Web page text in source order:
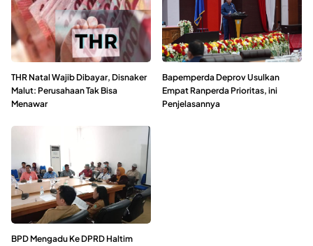
THR Natal Wajib Dibayar, Disnaker
Malut: Perusahaan Tak Bisa
Menawar
Bapemperda Deprov Usulkan
Empat Ranperda Prioritas, ini
Penjelasannya
BPD Mengadu Ke DPRD Haltim